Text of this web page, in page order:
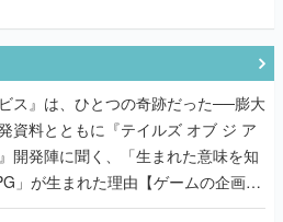
ビス』は、ひとつの奇跡だった──膨大
資料とともに『テイルズ オブ ジ ア
開発陣に聞く、「生まれた意味を知
」が生まれた理由【ゲームの企画